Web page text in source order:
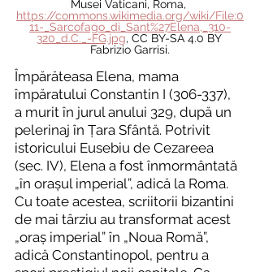
Musei Vaticani, Roma,
https://commons.wikimedia.org/wiki/File:0
11-_Sarcofago_di_Sant%27Elena,_310-
320_d.C._-FG.jpg, CC BY-SA 4.0 BY
Fabrizio Garrisi.
Împărăteasa Elena, mama
împăratului Constantin I (306-337),
a murit în jurul anului 329, după un
pelerinaj în Țara Sfântă. Potrivit
istoricului Eusebiu de Cezareea
(sec. IV), Elena a fost înmormântată
„în orașul imperial”, adică la Roma.
Cu toate acestea, scriitorii bizantini
de mai târziu au transformat acest
„oraș imperial” în „Noua Romă”,
adică Constantinopol, pentru a